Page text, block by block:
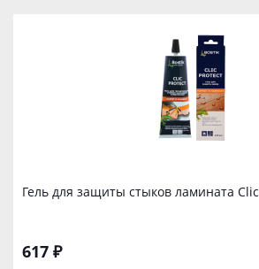
Гель для защиты стыков ламината
617 ₽